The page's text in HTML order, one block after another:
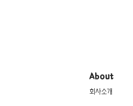
About
회사소개